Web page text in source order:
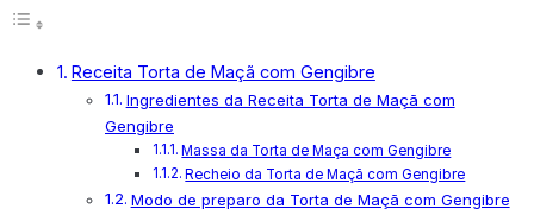
Receita Torta de Maçã com Gengibre
Ingredientes da Receita Torta de Maçã com
Gengibre
Massa da Torta de Maça com Gengibre
Recheio da Torta de Maçã com Gengibre
Modo de preparo da Torta de Maçã com Gengibre